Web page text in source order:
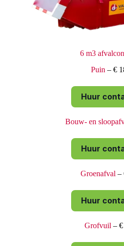
6 m3
Puin – €
Huur
Bouw- en
Huur
Groenafval –
Huur
Grofvuil –